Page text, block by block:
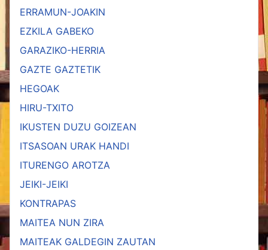
ERRAMUN-JOAKIN
EZKILA GABEKO
GARAZIKO-HERRIA
GAZTE GAZTETIK
HEGOAK
HIRU-TXITO
IKUSTEN DUZU GOIZEAN
ITSASOAN URAK HANDI
ITURENGO AROTZA
JEIKI-JEIKI
KONTRAPAS
MAITEA NUN ZIRA
MAITEAK GALDEGIN ZAUTAN